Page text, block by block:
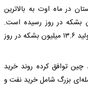
در ماه اوت به بالاترین
ماه اخیر یعنی ۶.۴۰۷ میلیون بشکه در روز رسیده است.
هم‌زمان، اداره اطلاعات انرژی آمریکا از رکورد تولید ۱۳.۶ میلیون بشکه در روز
چین توافق کرده روند خرید
بزرگ شامل خرید نفت و